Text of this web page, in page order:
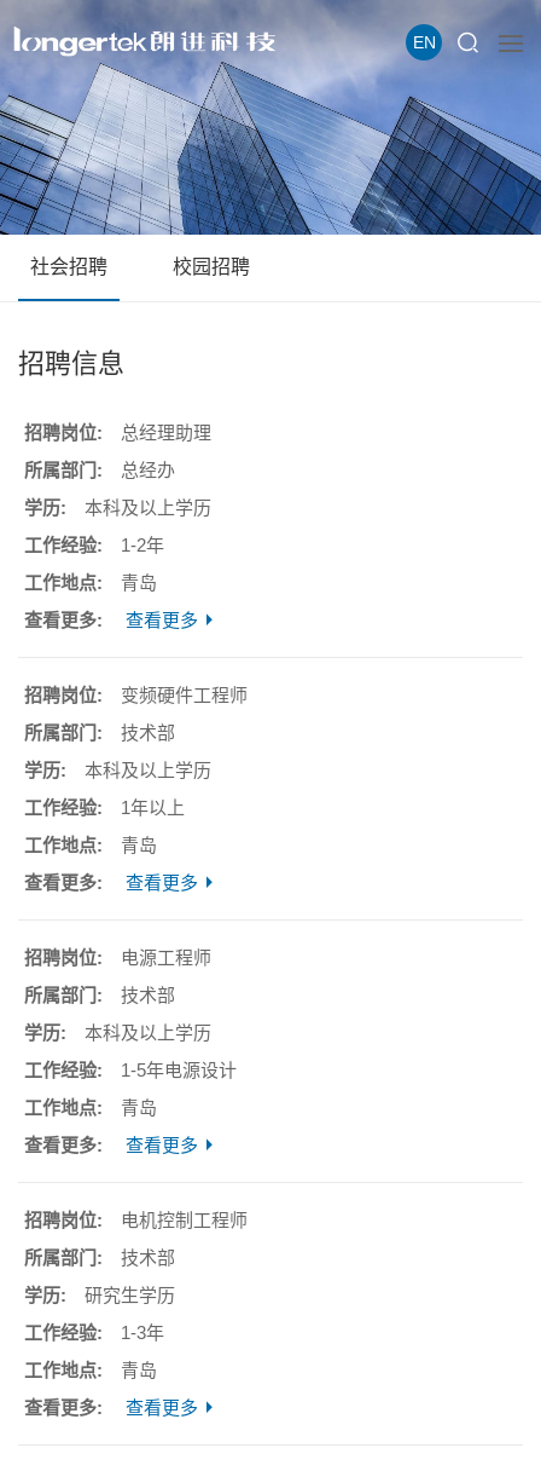
EN
社会招聘 校园招聘
招聘信息
总经理助理
总经办
本科及以上学历
1-2年
青岛
查看更多
变频硬件工程师
技术部
本科及以上学历
1年以上
青岛
查看更多
电源工程师
技术部
本科及以上学历
1-5年电源设计
青岛
查看更多
电机控制工程师
技术部
研究生学历
1-3年
青岛
查看更多